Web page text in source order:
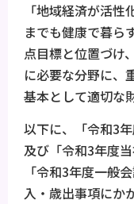
「地域経済が活
までも健康で暮ら
点目標と位置づけ
に必要な分野に、
基本として適切な
以下に、「令和3
及び「令和3年度
「令和3年度一般
入・歳出事項にか